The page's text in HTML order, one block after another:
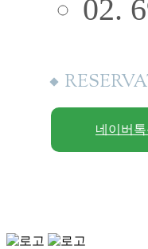
02.
네이버